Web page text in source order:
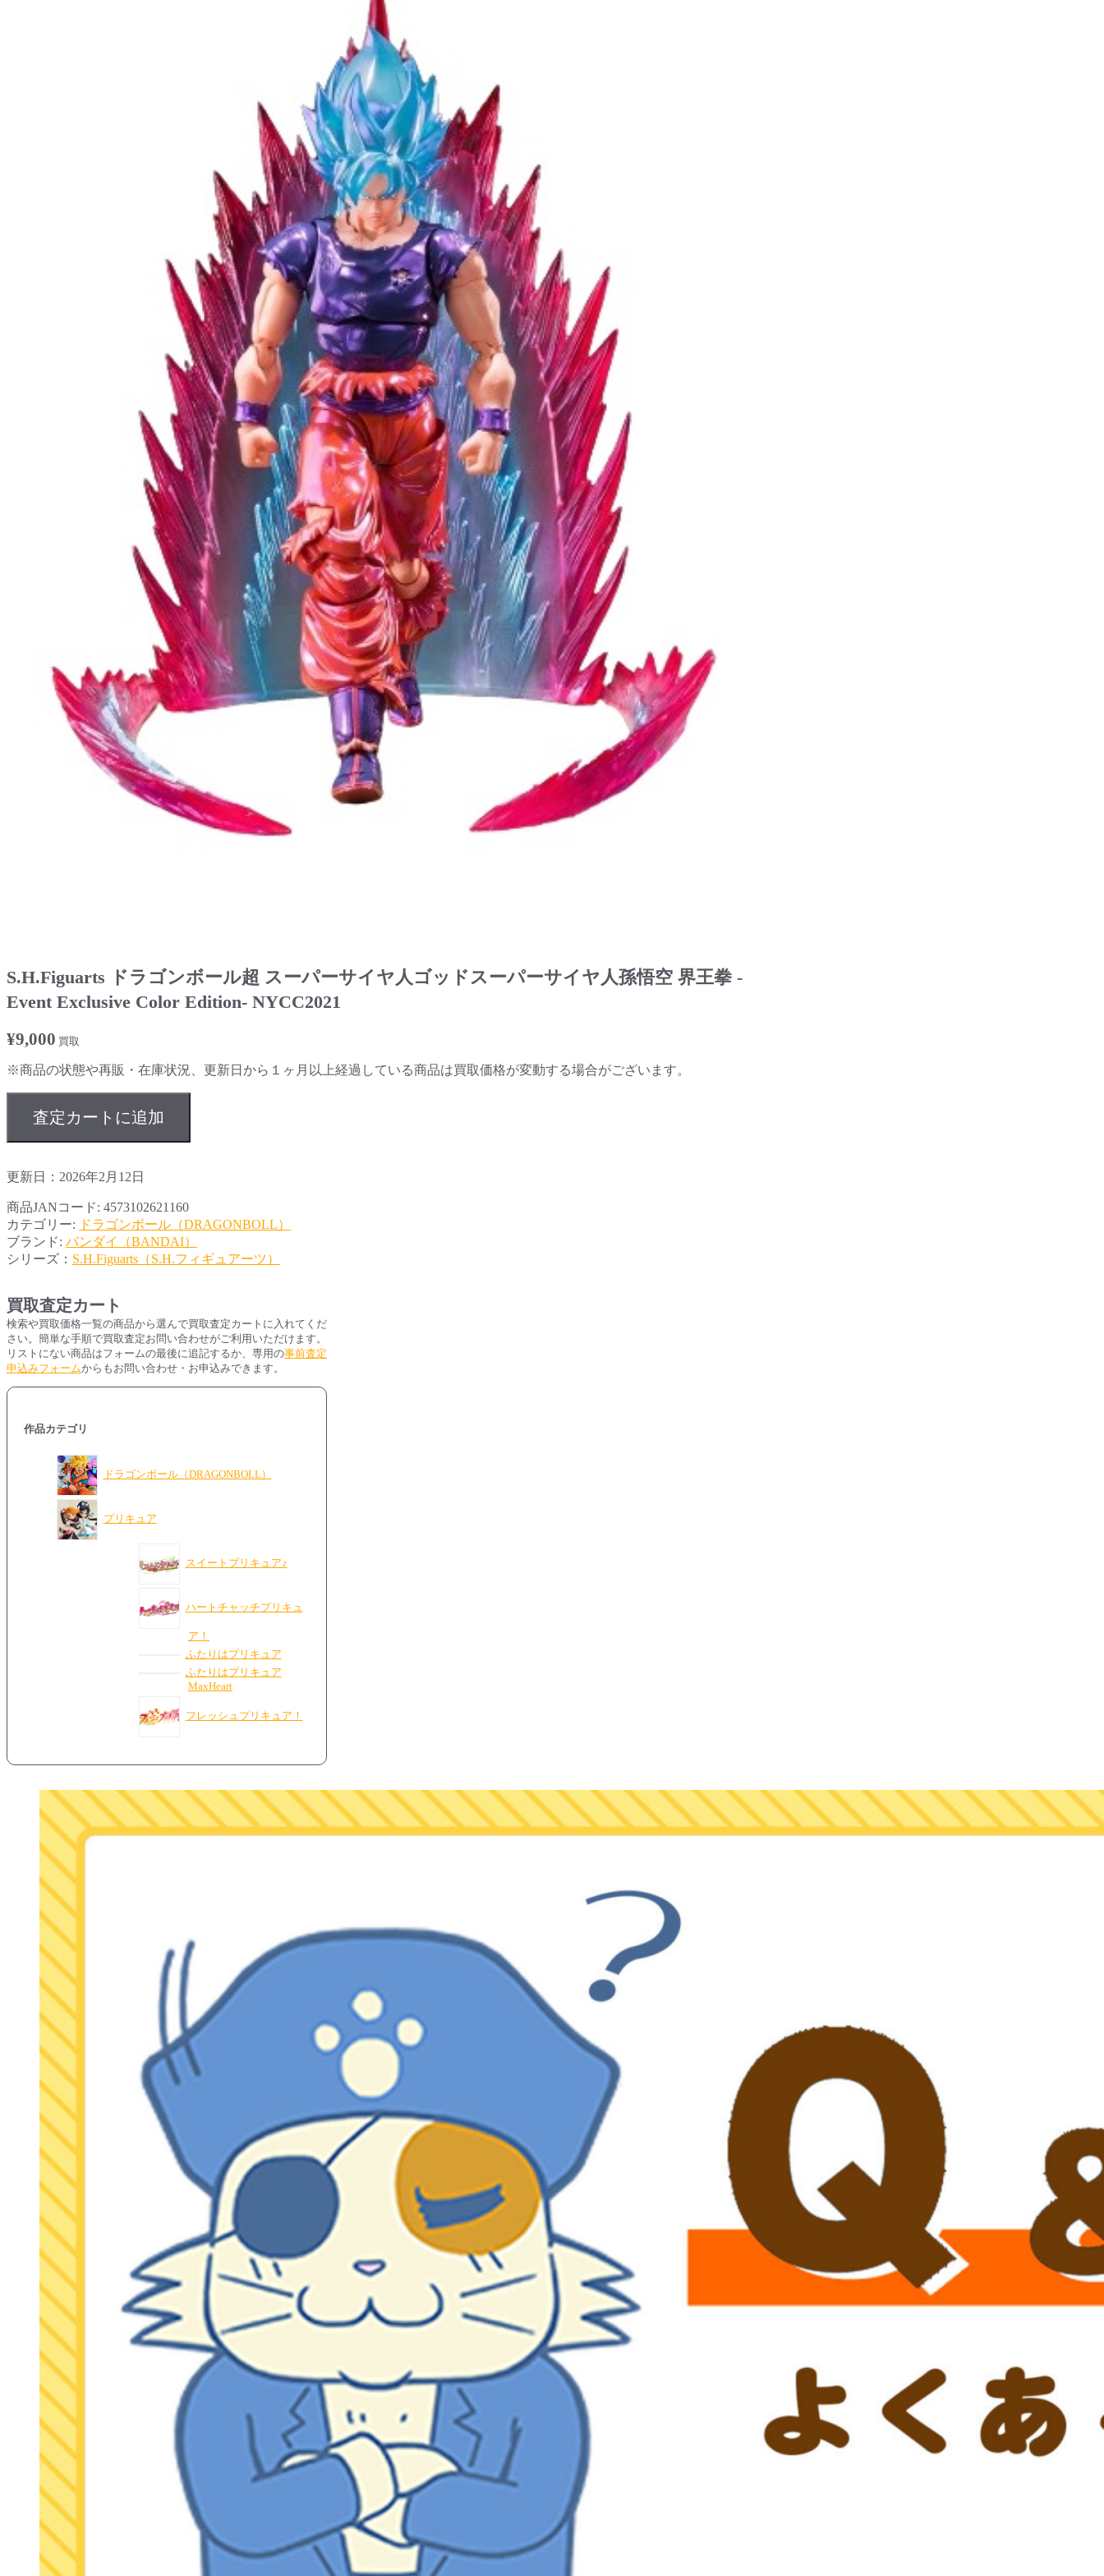
S.H.Figuarts ドラゴンボール超 スーパーサイヤ人ゴッドスーパーサイヤ人孫悟空 界王拳 -
Event Exclusive Color Edition- NYCC2021
¥9,000 買取
※商品の状態や再販・在庫状況、更新日から１ヶ月以上経過している商品は買取価格が変動する場合がございます。
査定カートに追加
更新日：2026年2月12日
商品JANコード: 4573102621160
カテゴリー: ドラゴンボール（DRAGONBOLL）
ブランド: バンダイ（BANDAI）
シリーズ： S.H.Figuarts（S.H.フィギュアーツ）
買取査定カート
検索や買取価格一覧の商品から選んで買取査定カートに入れてくだ
さい。簡単な手順で買取査定お問い合わせがご利用いただけます。
リストにない商品はフォームの最後に追記するか、専用の事前査定
申込みフォームからもお問い合わせ・お申込みできます。
作品カテゴリ
ドラゴンボール（DRAGONBOLL）
プリキュア
スイートプリキュア♪
ハートチャッチプリキュ
ア！
ふたりはプリキュア
ふたりはプリキュア
MaxHeart
フレッシュプリキュア！